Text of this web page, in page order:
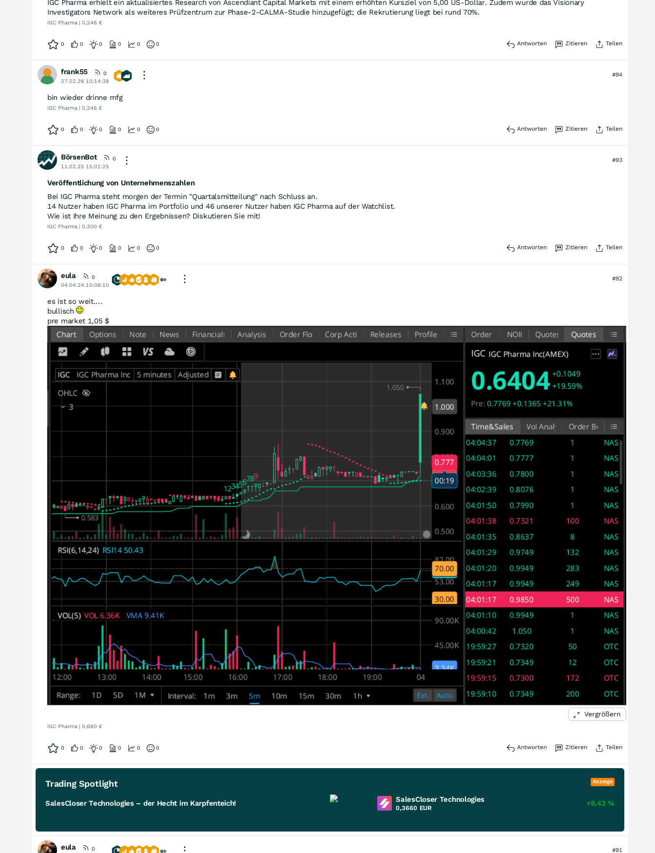
IGC Pharma erhielt ein aktualisiertes Research von Ascendiant Capital Markets mit einem erhöhten Kursziel von 5,00 US‑Dollar. Zudem wurde das Visionary
Investigators Network als weiteres Prüfzentrum zur Phase‑2‑CALMA‑Studie hinzugefügt; die Rekrutierung liegt bei rund 70%.
IGC Pharma | 0,246 €
0 0 0 0 0 0 Antworten Zitieren Teilen
frank55
0
27.02.26 10:14:38
#94
bin wieder drinne mfg
IGC Pharma | 0,246 €
0 0 0 0 0 0 Antworten Zitieren Teilen
BörsenBot
0
11.02.25 15:01:25
#93
Veröffentlichung von Unternehmenszahlen
Bei IGC Pharma steht morgen der Termin "Quartalsmitteilung" nach Schluss an.
14 Nutzer haben IGC Pharma im Portfolio und 46 unserer Nutzer haben IGC Pharma auf der Watchlist.
Wie ist Ihre Meinung zu den Ergebnissen? Diskutieren Sie mit!
IGC Pharma | 0,300 €
0 0 0 0 0 0 Antworten Zitieren Teilen
eula
0
04.04.24 10:06:10
#92
es ist so weit....
bullisch
pre market 1,05 $
Vergrößern
IGC Pharma | 0,680 €
0 0 0 0 0 0 Antworten Zitieren Teilen
Trading Spotlight Anzeige
SalesCloser Technologies – der Hecht im Karpfenteich! SalesCloser Technologies
0,3660 EUR
+9,42%
eula 0 #91